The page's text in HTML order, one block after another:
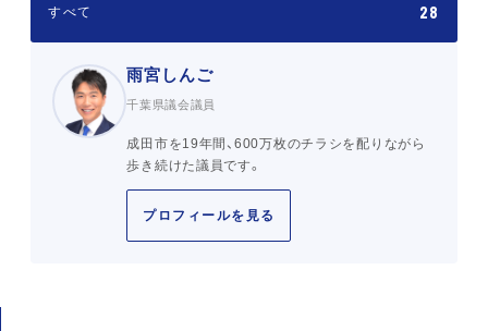
すべて 28
雨宮しんご
千葉県議会議員
成田市を19年間、600万枚のチラシを配りながら
歩き続けた議員です。
プロフィールを見る